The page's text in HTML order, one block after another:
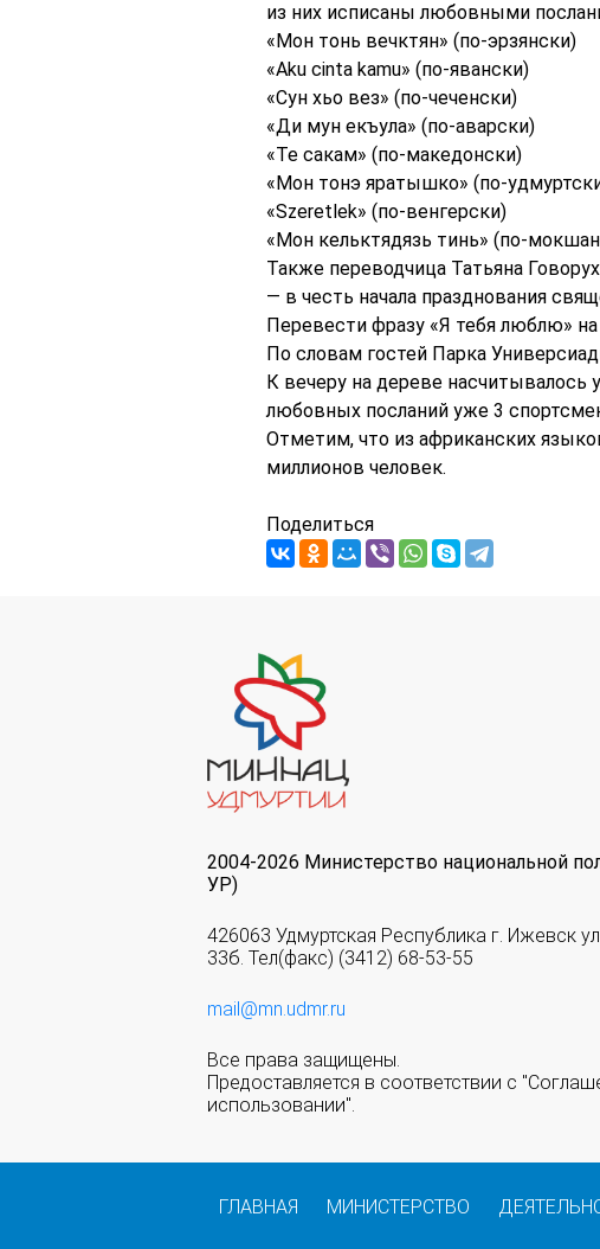
из них исписаны любовными
«Мон тонь вечктян» (по-эрзянски)
«Aku cinta kamu» (по-явански)
«Сун хьо вез» (по-чеченски)
«Ди мун екъула» (по-аварски)
«Те сакам» (по-македонски)
«Мон тонэ яратышко» (по-
«Szeretlek» (по-венгерски)
«Мон кельктядязь тинь» (по-
Также переводчица Татьяна
— в честь начала празднования
Перевести фразу «Я тебя люблю»
По словам гостей Парка
К вечеру на дереве
любовных посланий уже 3
Отметим, что из африканских
миллионов человек.
Поделиться
2004-2026 Министерство национальной
УР)
426063 Удмуртская Республика г. Ижевск
33б. Тел(факс) (3412) 68-53-55
mail@mn.udmr.ru
Все права защищены.
Предоставляется в соответствии с
использовании".
ГЛАВНАЯ МИНИСТЕРСТВО